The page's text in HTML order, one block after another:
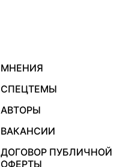
МНЕНИЯ
СПЕЦТЕМЫ
АВТОРЫ
ВАКАНСИИ
ДОГОВОР ПУБЛИЧНОЙ
ОФЕРТЫ